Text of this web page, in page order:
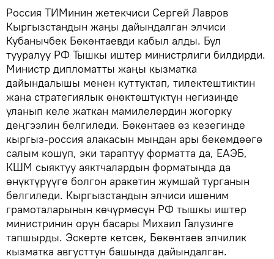
Россия ТИМинин жетекчиси Сергей Лавров
Кыргызстандын жаңы дайындалган элчиси
Кубанычбек Бөкөнтаевди кабыл алды. Бул
тууралуу РФ Тышкы иштер министрлиги билдирди.
Министр дипломатты жаңы кызматка
дайындалышы менен куттуктап, тилектештиктин
жана стратегиялык өнөктөштүктүн негизинде
уланып келе жаткан мамилелердин жогорку
деңгээлин белгиледи. Бөкөнтаев өз кезегинде
кыргыз-россия алакасын мындан ары бекемдөөгө
салым кошуп, эки тараптуу форматта да, ЕАЭБ,
КШМ сыяктуу аяктчалардын форматында да
өнүктүрүүгө болгон аракетин жумшай турганын
белгиледи. Кыргызстандын элчиси ишеним
грамоталарынын көчүрмөсүн РФ тышкы иштер
министринин орун басары Михаил Галузинге
тапшырды. Эскерте кетсек, Бөкөнтаев элчилик
кызматка августтун башында дайындалган.